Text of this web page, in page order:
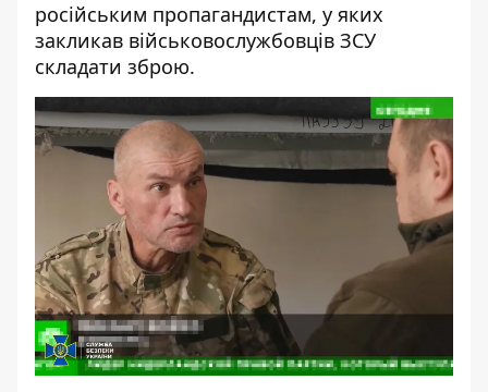
російським пропагандистам, у яких
закликав військовослужбовців ЗСУ
складати зброю.